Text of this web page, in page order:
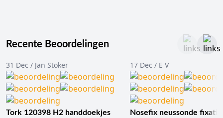
Recente Beoordelingen
31 Dec / Jan Stoker
Tork 120398 H2 handdoekjes
17 Dec / E V
Nosefix neussonde